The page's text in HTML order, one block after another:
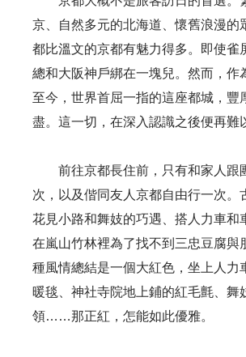
京、自然多元的北海道、懷舊浪漫
都比溫文的京都有魅力得多。即使雀
總和大阪神戶綁在一塊兒。然而，作
至今，世界首屈一指的這座都城，豐
盡。這一切，在深入認識之後便再難
前往京都長住前，只有和家人跟
次，以及偕同友人京都自由行一次。
花見小路和舞妓的巧遇、搭人力車和
在嵐山竹林裡為了找不到三忠豆腐
種風情總結是一個大紅色，坐上人力
暖毯、神社寺院地上鋪的紅毛氈、舞
領……那正紅，怎能如此優雅。